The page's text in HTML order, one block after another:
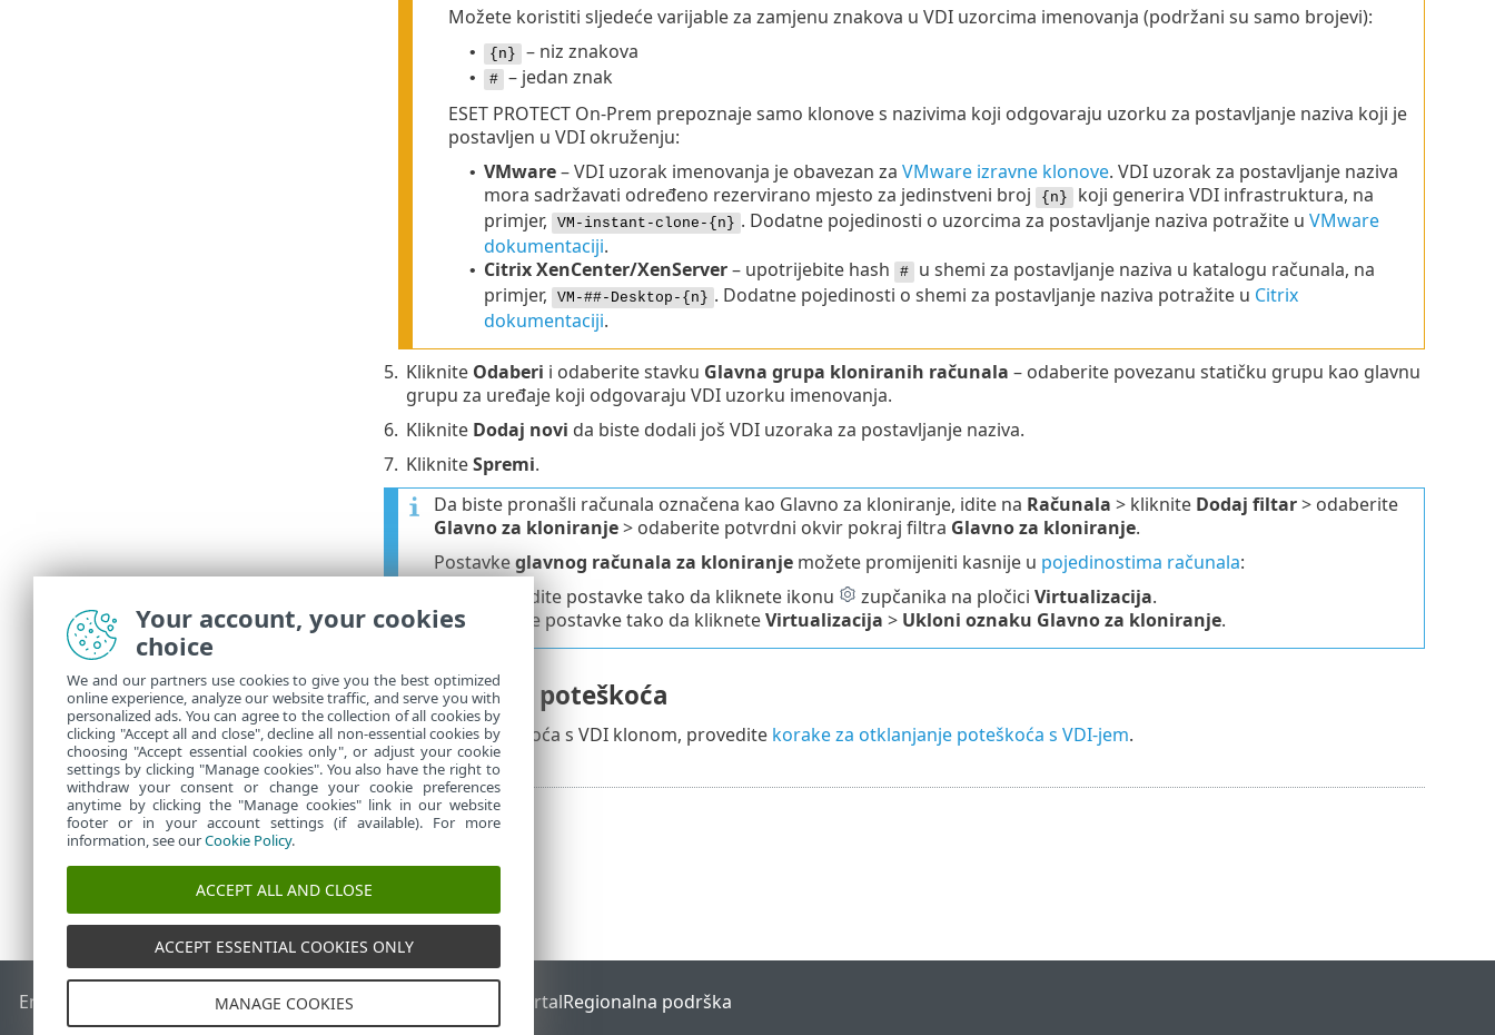
Možete koristiti sljedeće varijable za zamjenu znakova u VDI uzorcima imenovanja (podržani su samo brojevi):
• {n} – niz znakova
• # – jedan znak
ESET PROTECT On-Prem prepoznaje samo klonove s nazivima koji odgovaraju uzorku za postavljanje naziva koji je
postavljen u VDI okruženju:
• VMware– VDI uzorak imenovanja je obavezan za VMware izravne klonove. VDI uzorak za postavljanje naziva
mora sadržavati određeno rezervirano mjesto za jedinstveni broj
{n} koji generira VDI infrastruktura, na
primjer,
VM-instant-clone-{n} . Dodatne pojedinosti o uzorcima za postavljanje naziva potražite u VMware
dokumentaciji.
• Citrix XenCenter/XenServer– upotrijebite hash # u shemi za postavljanje naziva u katalogu računala, na
primjer,
VM-##-Desktop-{n} . Dodatne pojedinosti o shemi za postavljanje naziva potražite u Citrix
dokumentaciji.
5. Kliknite Odaberi i odaberite stavku Glavna grupa kloniranih računala – odaberite povezanu statičku grupu kao glavnu
grupu za uređaje koji odgovaraju VDI uzorku imenovanja.
6. Kliknite Dodaj novi da biste dodali još VDI uzoraka za postavljanje naziva.
7. KlikniteSpremi.
Da biste pronašli računala označena kao Glavno za kloniranje, idite na Računala > kliknite Dodaj filtar> odaberite
Glavno za kloniranje> odaberite potvrdni okvir pokraj filtra Glavno za kloniranje.
Postavkeglavnog računala za kloniranjemožete promijeniti kasnije u pojedinostima računala:
Prilagodite postavke tako da kliknete ikonu zupčanika na pločici Virtualizacija.
• Uklonite postavke tako da klikneteVirtualizacija > Ukloni oznaku Glavno za kloniranje.
Otklanjanje poteškoća
Ako imate poteškoća s VDI klonom, provedite korake za otklanjanje poteškoća s VDI-jem.
End of Life ESET-ova baza znanjaESET-ov forum ESET Status PortalRegionalna podrška
Your account, your cookies
choice
We and our partners use cookies to give you the best optimized
online experience, analyze our website traffic, and serve you with
personalized ads. You can agree to the collection of all cookies by
clicking "Accept all and close", decline all non-essential cookies by
choosing "Accept essential cookies only", or adjust your cookie
settings by clicking "Manage cookies". You also have the right to
withdraw your consent or change your cookie preferences
anytime by clicking the "Manage cookies" link in our website
footer or in your account settings (if available). For more
information, see ourCookie Policy.
ACCEPT ALL AND CLOSE
ACCEPT ESSENTIAL COOKIES ONLY
MANAGE COOKIES